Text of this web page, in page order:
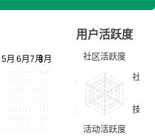
用户活跃度